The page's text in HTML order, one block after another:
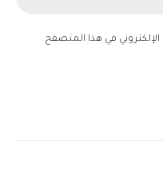
في هذا المتصفح